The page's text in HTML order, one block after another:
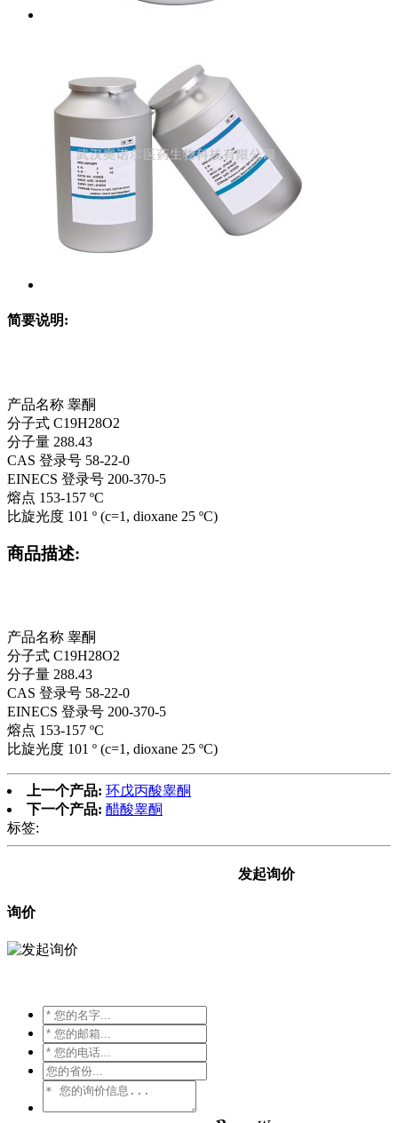
简要说明:
产品名称 睾酮
分子式 C19H28O2
分子量 288.43
CAS 登录号 58-22-0
EINECS 登录号 200-370-5
熔点 153-157 ºC
比旋光度 101 º (c=1, dioxane 25 ºC)
商品描述:
产品名称 睾酮
分子式 C19H28O2
分子量 288.43
CAS 登录号 58-22-0
EINECS 登录号 200-370-5
熔点 153-157 ºC
比旋光度 101 º (c=1, dioxane 25 ºC)
上一个产品: 环戊丙酸睾酮
下一个产品: 醋酸睾酮
标签:
发起询价
询价